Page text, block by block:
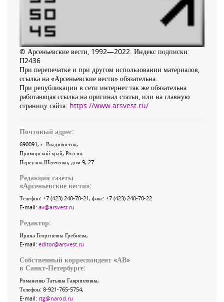
© Арсеньевские вести, 1992—2022. Индекс подписки:
П2436
При перепечатке и при другом использовании материалов,
ссылка на «Арсеньевские вести» обязательна.
При републикации в сети интернет так же обязательна
работающая ссылка на оригинал статьи, или на главную
страницу сайта: https://www.arsvest.ru/
Почтовый адрес:
690091, г. Владивосток,
Приморский край, Россия
Переулок Шевченко, дом 9, 27
Редакция газеты
«Арсеньевские вести»:
Телефон: +7 (423) 240-70-21, факс: +7 (423) 240-70-22
E-mail: av@arsvest.ru
Редактор:
Ирина Георгиевна Гребнёва,
E-mail: editor@arsvest.ru
Собственный корреспондент «АВ»
в Санкт-Петербурге:
Романенко Татьяна Гаврииловна,
Телефон: 8-921-765-5754,
E-mail: rtg@narod.ru